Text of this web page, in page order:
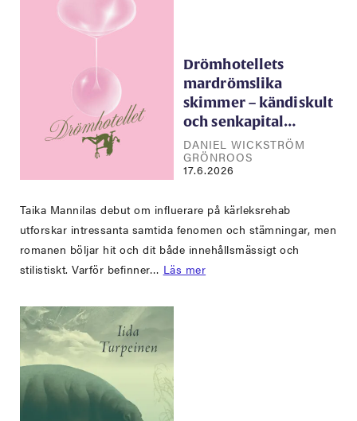
Drömhotellets
mardrömslika
skimmer – kändiskult
och senkapital…
DANIEL WICKSTRÖM
GRÖNROOS
17.6.2026
Taika Mannilas debut om influerare på kärleksrehab
utforskar intressanta samtida fenomen och stämningar, men
romanen böljar hit och dit både innehållsmässigt och
stilistiskt. Varför befinner… Läs mer